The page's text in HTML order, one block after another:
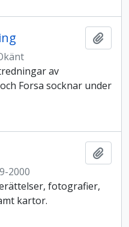
av
Forsa socknar under
2000
fotografier,
kartor.